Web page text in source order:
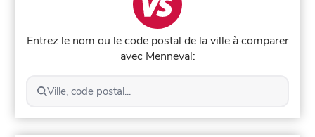
Entrez le nom ou le code postal de la ville à comparer
avec Menneval:
Ville, code postal...